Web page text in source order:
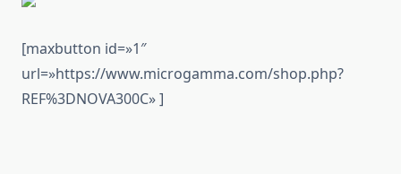
[maxbutton id=»1″
url=»https://www.microgamma.com/shop.php?
REF%3DNOVA300C» ]